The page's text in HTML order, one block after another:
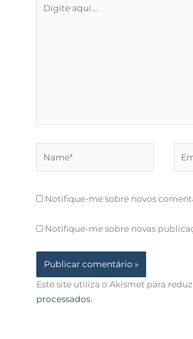
aqui...
Notifique-me sobre novos
Notifique-me sobre novas
Este site utiliza o Akismet para
processados.